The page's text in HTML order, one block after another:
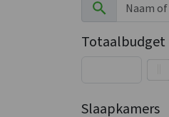
Totaalbudget
Slaapkamers